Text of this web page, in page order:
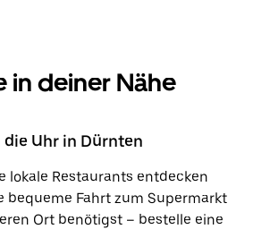
in deiner Nähe
Uhr in Dürnten
lokale Restaurants entdecken
bequeme Fahrt zum Supermarkt
Ort benötigst – bestelle eine